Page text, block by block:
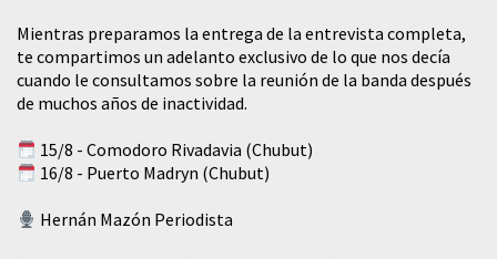
Mientras preparamos la entrega de la entrevista completa,
te compartimos un adelanto exclusivo de lo que nos decía
cuando le consultamos sobre la reunión de la banda después
de muchos años de inactividad.
15/8 - Comodoro Rivadavia (Chubut)
16/8 - Puerto Madryn (Chubut)
Hernán Mazón Periodista